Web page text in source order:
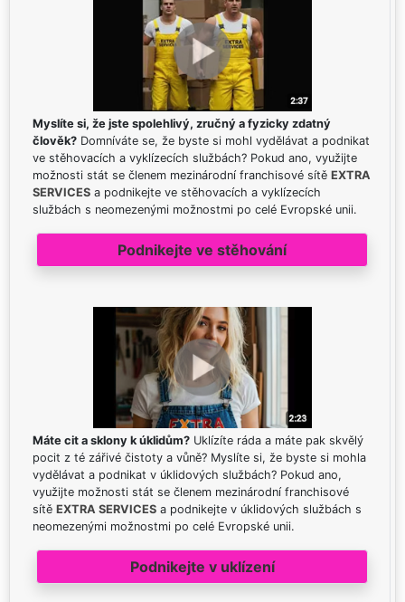
Myslíte si, že jste spolehlivý, zručný a fyzicky zdatný
člověk? Domníváte se, že byste si mohl vydělávat a podnikat
ve stěhovacích a vyklízecích službách? Pokud ano, využijte
možnosti stát se členem mezinárodní franchisové sítě EXTRA
SERVICES a podnikejte ve stěhovacích a vyklízecích
službách s neomezenými možnostmi po celé Evropské unii.
Podnikejte ve stěhování
Máte cit a sklony k úklidům? Uklízíte ráda a máte pak skvělý
pocit z té zářivé čistoty a vůně? Myslíte si, že byste si mohla
vydělávat a podnikat v úklidových službách? Pokud ano,
využijte možnosti stát se členem mezinárodní franchisové
sítě EXTRA SERVICES a podnikejte v úklidových službách s
neomezenými možnostmi po celé Evropské unii.
Podnikejte v uklízení